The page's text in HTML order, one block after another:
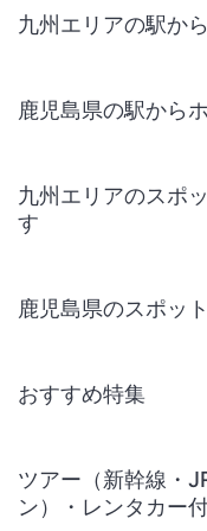
九州エリアの駅か
鹿児島県の駅から
九州エリアのスポ
す
鹿児島県のスポッ
おすすめ特集
ツアー（新幹線・
ン）・レンタカー